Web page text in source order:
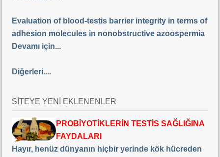
Evaluation of blood-testis barrier integrity in terms of
adhesion molecules in nonobstructive azoospermia
Devamı için...
Diğerleri....
SİTEYE YENİ EKLENENLER
PROBİYOTİKLERİN TESTİS SAĞLIĞINA
FAYDALARI
Hayır, henüz dünyanın hiçbir yerinde kök hücreden